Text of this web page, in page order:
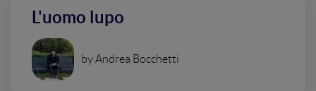
L'uomo lupo
by Andrea Bocchetti